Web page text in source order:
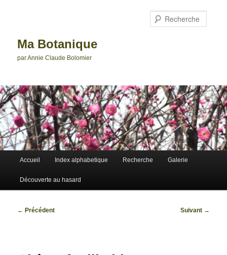
Ma Botanique
par Annie Claude Bolomier
Accueil Index alphabetique Recherche Galerie
Découverte au hasard
Navigation
← Précédent Suivant →